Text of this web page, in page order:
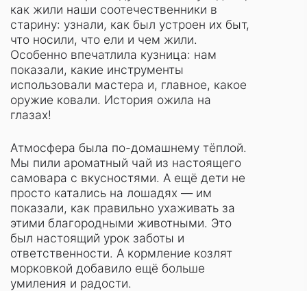
как жили наши соотечественники в
старину: узнали, как был устроен их быт,
что носили, что ели и чем жили.
Особенно впечатлила кузница: нам
показали, какие инструменты
использовали мастера и, главное, какое
оружие ковали. История ожила на
глазах!
Атмосфера была по-домашнему тёплой.
Мы пили ароматный чай из настоящего
самовара с вкусностями. А ещё дети не
просто катались на лошадях — им
показали, как правильно ухаживать за
этими благородными животными. Это
был настоящий урок заботы и
ответственности. А кормление козлят
морковкой добавило ещё больше
умиления и радости.